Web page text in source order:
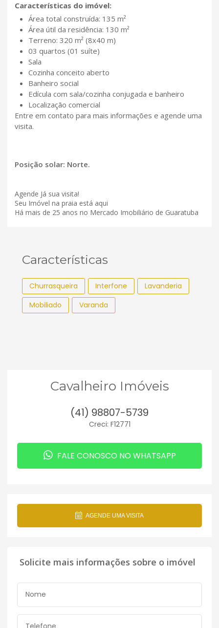
Características do imóvel:
Área total construída: 135 m²
Área útil da residência: 130 m²
Terreno: 320 m² (8x40 m)
03 quartos (01 suíte)
Sala
Cozinha conceito aberto
Banheiro social
Edícula com sala/cozinha conjugada e banheiro
Localização comercial
Entre em contato para mais informações e agende uma
visita.
Posição solar: Norte.
Agende Já sua visita!
Seu Imóvel na praia está aqui
Há mais de 25 anos no Mercado Imobiliário de Guaratuba
Características
Churrasqueira Interfone
Lavanderia
Mobiliado
Varanda
Cavalheiro Imóveis
(41) 98807-5739
Creci: F12771
FALE CONOSCO NO WHATSAPP
AGENDE UMA VISITA
Solicite mais informações sobre o imóvel